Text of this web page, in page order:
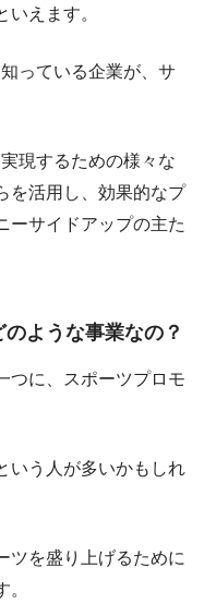
えます。
っている企業が、サ
現するための様々な
を活用し、効果的なプ
ーサイドアップの主た
ような事業なの？
つに、スポーツプロモ
いう人が多いかもしれ
ツを盛り上げるために